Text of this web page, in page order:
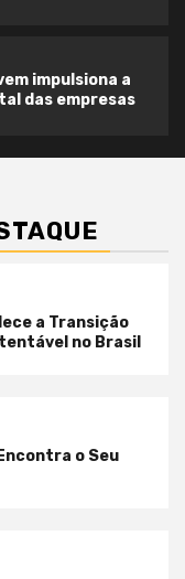
impulsiona a
das empresas
a Transição
no Brasil
o Seu